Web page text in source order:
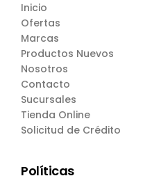
Inicio
Ofertas
Marcas
Productos Nuevos
Nosotros
Contacto
Sucursales
Tienda Online
Solicitud de Crédito
Políticas